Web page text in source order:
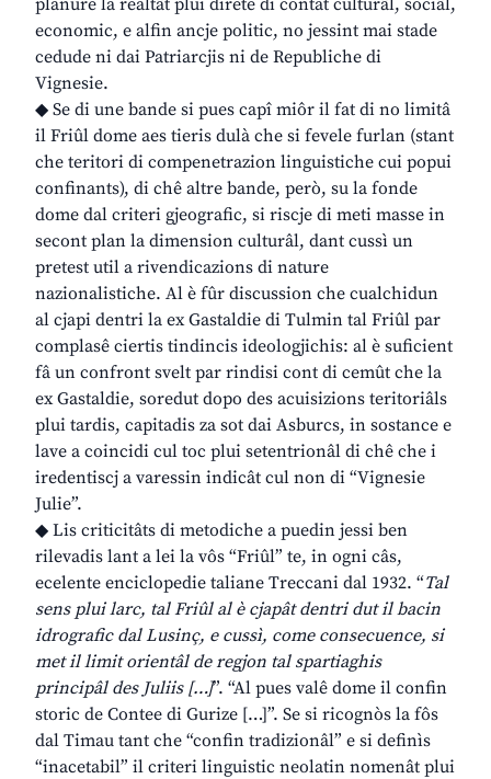
economic, e alfin ancje politic, no jessint mai stade
cedude ni dai Patriarcjis ni de Republiche di
Vignesie.
◆ Se di une bande si pues capî miôr il fat di no limitâ
il Friûl dome aes tieris dulà che si fevele furlan (stant
che teritori di compenetrazion linguistiche cui popui
confinants), di chê altre bande, però, su la fonde
dome dal criteri gjeografic, si riscje di meti masse in
secont plan la dimension culturâl, dant cussì un
pretest util a rivendicazions di nature
nazionalistiche. Al è fûr discussion che cualchidun
al cjapi dentri la ex Gastaldie di Tulmin tal Friûl par
complasê ciertis tindincis ideologjichis: al è suficient
fâ un confront svelt par rindisi cont di cemût che la
ex Gastaldie, soredut dopo des acuisizions teritoriâls
plui tardis, capitadis za sot dai Asburcs, in sostance e
lave a coincidi cul toc plui setentrionâl di chê che i
iredentiscj a varessin indicât cul non di “Vignesie
Julie”.
◆ Lis criticitâts di metodiche a puedin jessi ben
rilevadis lant a lei la vôs “Friûl” te, in ogni câs,
ecelente enciclopedie taliane Treccani dal 1932. “Tal
sens plui larc, tal Friûl al è cjapât dentri dut il bacin
idrografic dal Lusinç, e cussì, come consecuence, si
met il limit orientâl de regjon tal spartiaghis
principâl des Juliis […]”. “Al pues valê dome il confin
storic de Contee di Gurize […]”. Se si ricognòs la fôs
dal Timau tant che “confin tradizionâl” e si definìs
“inacetabil” il criteri linguistic neolatin nomenât plui